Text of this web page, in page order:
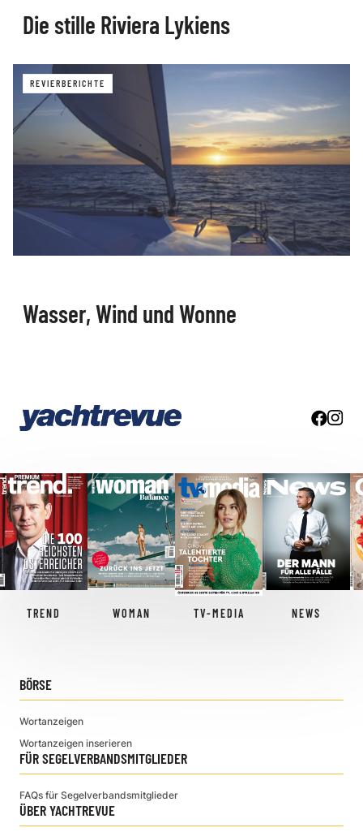
Die stille Riviera Lykiens
REVIERBERICHTE
Wasser, Wind und Wonne
TREND WOMAN TV-MEDIA NEWS
BÖRSE
Wortanzeigen
Wortanzeigen inserieren
FÜR SEGELVERBANDSMITGLIEDER
FAQs für Segelverbandsmitglieder
ÜBER YACHTREVUE